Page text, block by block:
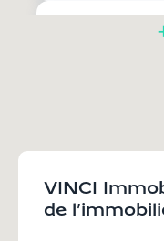
VINCI
de